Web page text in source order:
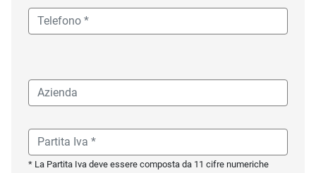
* La Partita Iva deve essere composta da 11 cifre numeriche